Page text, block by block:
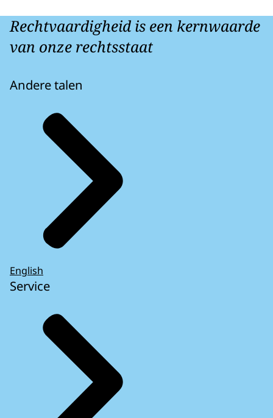
Rechtvaardigheid is een kernwaarde
van onze rechtsstaat
Andere talen
English
Service